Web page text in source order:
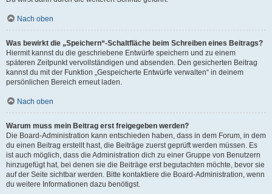
Nach oben
Was bewirkt die „Speichern“-Schaltfläche beim Schreiben eines Beitrags?
Hiermit kannst du die geschriebene Entwürfe speichern und zu einem
späteren Zeitpunkt vervollständigen und absenden. Den gesicherten Beitrag
kannst du mit der Funktion „Gespeicherte Entwürfe verwalten“ in deinem
persönlichen Bereich erneut laden.
Nach oben
Warum muss mein Beitrag erst freigegeben werden?
Die Board-Administration kann entschieden haben, dass in dem Forum, in dem
du einen Beitrag erstellt hast, die Beiträge zuerst geprüft werden müssen. Es
ist auch möglich, dass die Administration dich zu einer Gruppe von Benutzern
hinzugefügt hat, bei denen sie die Beiträge erst begutachten möchte, bevor sie
auf der Seite sichtbar werden. Bitte kontaktiere die Board-Administration, wenn
du weitere Informationen dazu benötigst.